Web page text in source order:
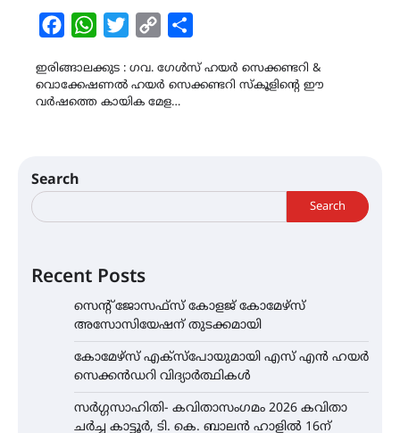
FacebookWhatsAppTwitterCopy
ഇരിങ്ങാലക്കുട : ഗവ. ഗേൾസ് ഹയർ സെക്കണ്ടറി &
വൊക്കേഷണൽ ഹയർ സെക്കണ്ടറി സ്കൂളിൻ്റെ ഈ
വർഷത്തെ കായിക മേള…
Search
Search
Recent Posts
സെന്റ് ജോസഫ്സ് കോളജ് കോമേഴ്‌സ്
അസോസിയേഷന് തുടക്കമായി
കോമേഴ്സ് എക്സ്പോയുമായി എസ് എൻ ഹയർ
സെക്കൻഡറി വിദ്യാർത്ഥികൾ
സർഗ്ഗസാഹിതി- കവിതാസംഗമം 2026 കവിതാ
ചർച്ച കാട്ടൂർ, ടി. കെ. ബാലൻ ഹാളിൽ 16ന്